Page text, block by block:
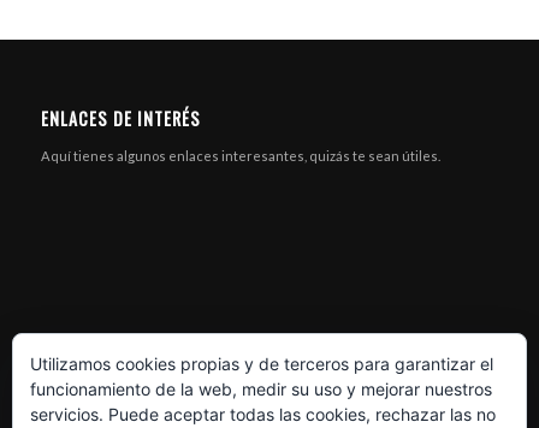
ENLACES DE INTERÉS
Aquí tienes algunos enlaces interesantes, quizás te sean útiles.
Utilizamos cookies propias y de terceros para garantizar el
funcionamiento de la web, medir su uso y mejorar nuestros
servicios. Puede aceptar todas las cookies, rechazar las no